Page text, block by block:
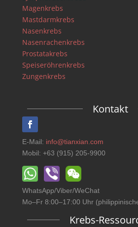
Magenkrebs
Mastdarmkrebs
Nasenkrebs
Nasenrachenkrebs
Prostatakrebs
Speiseröhrenkrebs
Zungenkrebs
Kontakt
E-Mail: info@tianxian.com
Mobil: +63 (915) 205-9900
WhatsApp/Viber/WeChat
Mo–Fr 8:00–17:00 Uhr
Krebs-